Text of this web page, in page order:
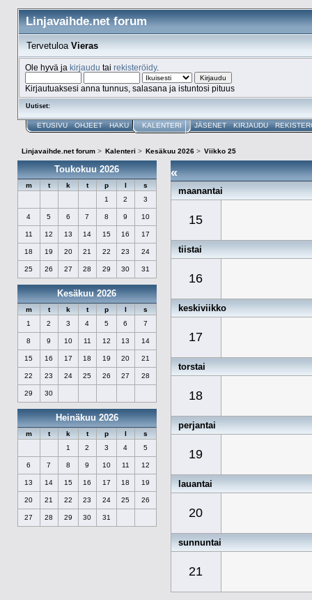
Linjavaihde.net forum
TervetuloaVieras
Ole hyvä ja kirjaudu tai rekisteröidy.
Kirjautuaksesi anna tunnus, salasana ja istuntosi pituus
Uutiset:
ETUSIVU OHJEET HAKU KALENTERI JÄSENET KIRJAUDU
Linjavaihde.net forum> Kalenteri > Kesäkuu 2026 > Viikko 25
Toukokuu 2026
m t k t p l
s
1
2 3
4 5 6 7 8 9 10
11 12 13 14 15 16 17
18 19 20 21 22 23 24
25 26 27 28 29 30 31
Kesäkuu 2026
m t k t p l
s
1
2 3 4 5 6 7
8 9 10 11 12 13 14
15 16 17 18 19 20 21
22 23 24 25 26 27 28
29 30
Heinäkuu 2026
m t k t p l
s
1
2 3 4 5
6 7 8 9 10 11 12
13 14 15 16 17 18 19
20 21 22 23 24 25 26
27 28 29 30 31
«
maanantai
15
tiistai
16
keskiviikko
17
torstai
18
perjantai
19
lauantai
20
sunnuntai
21